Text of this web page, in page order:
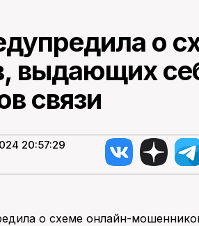
о
выдающих
связи
20:57:29
о схеме онлайн-